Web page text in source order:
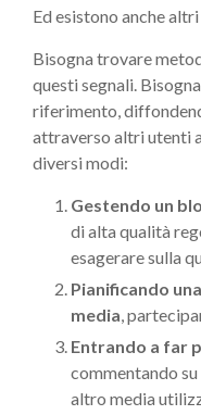
Ed esistono anche
Bisogna trovare
questi segnali.
riferimento,
attraverso altri utenti
diversi modi:
Gestendo un
di alta qualità
esagerare sulla
Pianificando
media,
Entrando a far
commentando
altro media